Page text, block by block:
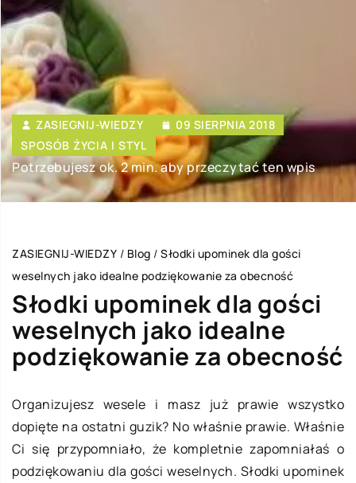
ZASIEGNIJ-WIEDZY
09 SIERPNIA 2018
SPOSÓB ŻYCIA I STYL
Potrzebujesz ok. 2 min. aby przeczytać ten wpis
ZASIEGNIJ-WIEDZY / Blog / Słodki upominek dla gości
weselnych jako idealne podziękowanie za obecność
Słodki upominek dla gości
weselnych jako idealne
podziękowanie za obecność
Organizujesz wesele i masz już prawie wszystko
dopięte na ostatni guzik? No właśnie prawie. Właśnie
Ci się przypomniało, że kompletnie zapomniałaś o
podziękowaniu dla gości weselnych. Słodki upominek